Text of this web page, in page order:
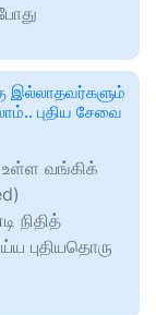
இல்லாதவர்களும்
புதிய சேவை
உள்ள வங்கிக்
நிதித்
புதியதொரு